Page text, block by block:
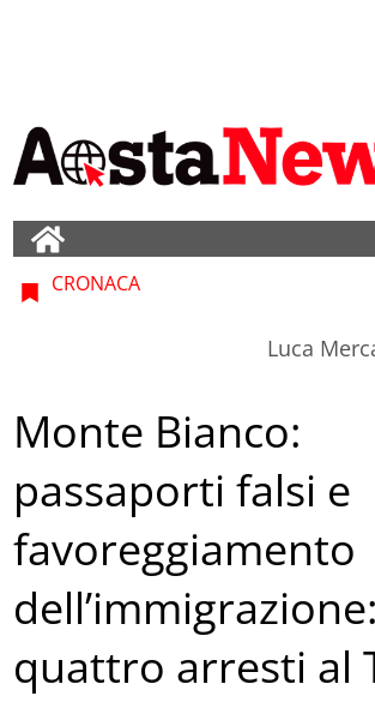
CRONACA
Luca
Monte Bianco:
passaporti falsi e
favoreggiamento
dell’immigrazione:
quattro arresti al